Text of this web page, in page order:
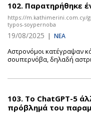
102. Παρατηρήθηκε
https://m.kathimerini.com.cy/
typos-soypernoba
19/08/2025 | ΝΕΑ
Αστρονόμοι κατέγραψαν
σουπερνόβα, δηλαδή
103. Το ChatGPT-5
πρόβλημά του